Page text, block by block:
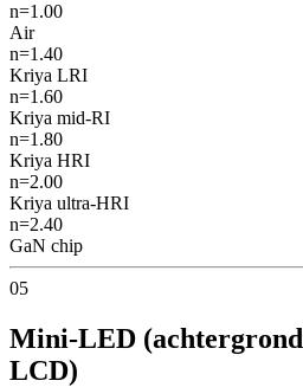
n=1.00
Air
n=1.40
Kriya LRI
n=1.60
Kriya mid-RI
n=1.80
Kriya HRI
n=2.00
Kriya ultra-HRI
n=2.40
GaN chip
05
Mini-LED
LCD)